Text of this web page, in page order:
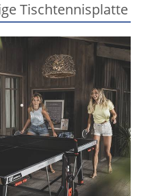
Tischtennisplatte